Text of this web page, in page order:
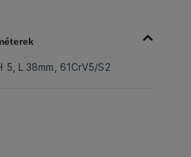
5, L 38mm, 61CrV5/S2